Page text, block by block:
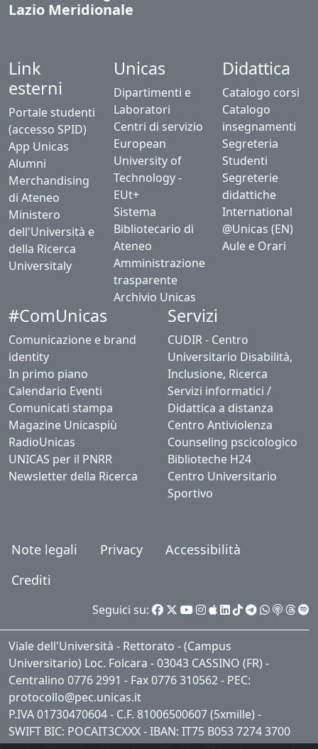
Lazio Meridionale
Link
esterni
Portale studenti
(accesso SPID)
App Unicas
Alumni
Merchandising
di Ateneo
Ministero
dell'Università e
della Ricerca
Universitaly
Unicas
Dipartimenti e
Laboratori
Centri di servizio
European
University of
Technology -
EUt+
Sistema
Bibliotecario di
Ateneo
Amministrazione
trasparente
Archivio Unicas
Didattica
Catalogo corsi
Catalogo
insegnamenti
Segreteria
Studenti
Segreterie
didattiche
International
@Unicas (EN)
Aule e Orari
#ComUnicas
Comunicazione e brand
identity
In primo piano
Calendario Eventi
Comunicati stampa
Magazine Unicaspiù
RadioUnicas
UNICAS per il PNRR
Newsletter della Ricerca
Servizi
CUDIR - Centro
Universitario Disabilità,
Inclusione, Ricerca
Servizi informatici /
Didattica a distanza
Centro Antiviolenza
Counseling pscicologico
Biblioteche H24
Centro Universitario
Sportivo
Note legali Privacy
Accessibilità
Crediti
Seguici su:
Viale dell'Università - Rettorato - (Campus
Universitario) Loc. Folcara - 03043 CASSINO (FR) -
Centralino 0776 2991 - Fax 0776 310562 - PEC:
protocollo@pec.unicas.it
P.IVA 01730470604 - C.F. 81006500607 (5xmille) -
SWIFT BIC: POCAIT3CXXX - IBAN: IT75 B053 7274 3700